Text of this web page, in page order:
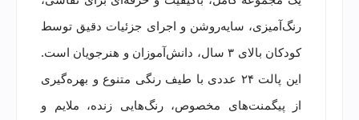
رنگ‌آمیزی، سایه‌روشن و اجرای جزئیات دقیق توسط
کودکان بالای ۳ سال، دانش‌آموزان و هنرجویان است.
این پالت ۲۴ عددی با طیف رنگی متنوع و بهره‌گیری
از پیگمنت‌های مخصوص، رنگ‌هایی زنده، ملایم و